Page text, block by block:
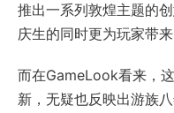
推出一系列敦煌主题的
庆生的同时更为玩家带
而在GameLook看来，
新，无疑也反映出游族